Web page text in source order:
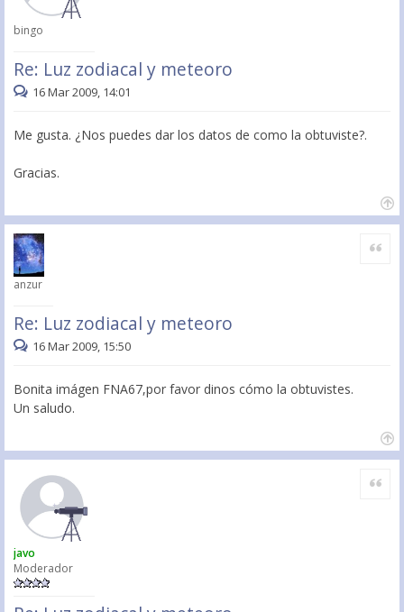
bingo
Re: Luz zodiacal y meteoro
16 Mar 2009, 14:01
Me gusta. ¿Nos puedes dar los datos de como la obtuviste?.
Gracias.
anzur
Re: Luz zodiacal y meteoro
Citar
16 Mar 2009, 15:50
Bonita imágen FNA67,por favor dinos cómo la obtuvistes.
Un saludo.
javo
Moderador
Citar